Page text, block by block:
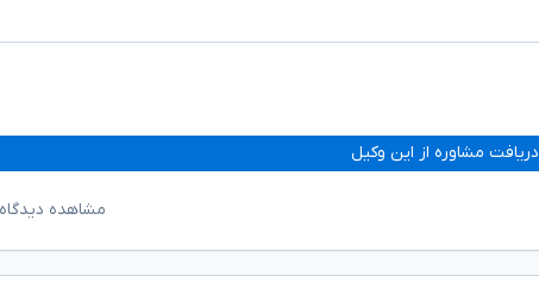
دریافت مشاوره از این وکیل
مشاهده